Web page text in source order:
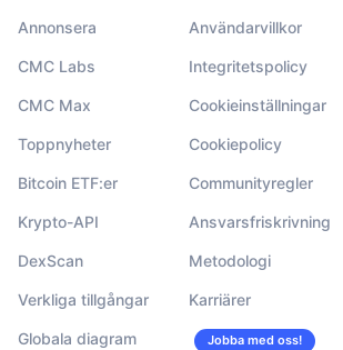
Annonsera
CMC Labs
CMC Max
Toppnyheter
Bitcoin ETF:er
Krypto-API
DexScan
Verkliga tillgångar
Globala diagram
Användarvillkor
Integritetspolicy
Cookieinställningar
Cookiepolicy
Communityregler
Ansvarsfriskrivning
Metodologi
Karriärer
Jobba med oss!